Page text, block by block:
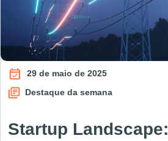
29 de maio de 2025
Destaque da semana
Startup Landscape: